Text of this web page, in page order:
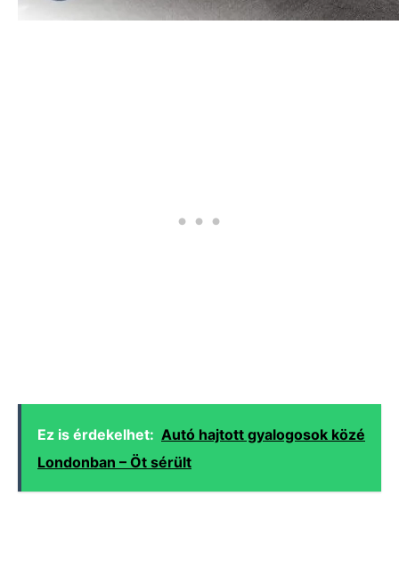
Ez is érdekelhet: Autó hajtott gyalogosok közé
Londonban – Öt sérült